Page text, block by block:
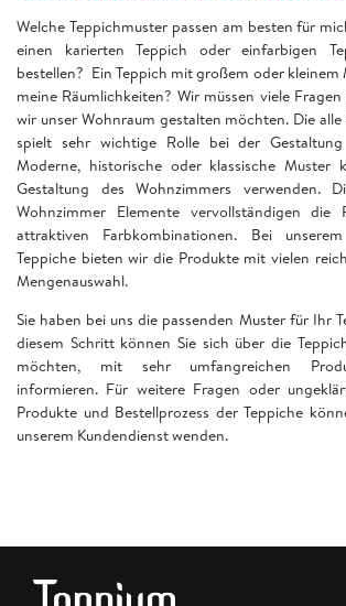
Welche Teppichmuster passen am besten für
einen karierten Teppich oder einfarbigen
bestellen? Ein Teppich mit großem oder kleinem
meine Räumlichkeiten? Wir müssen viele
wir unser Wohnraum gestalten möchten. Die
spielt sehr wichtige Rolle bei der Gestaltung
Moderne, historische oder klassische
Gestaltung des Wohnzimmers verwenden.
Wohnzimmer Elemente vervollständigen die
attraktiven Farbkombinationen. Bei
Teppiche bieten wir die Produkte mit vielen
Mengenauswahl.
Sie haben bei uns die passenden Muster für Ihr
diesem Schritt können Sie sich über die
möchten, mit sehr umfangreichen
informieren. Für weitere Fragen oder
Produkte und Bestellprozess der Teppiche
unserem Kundendienst wenden.